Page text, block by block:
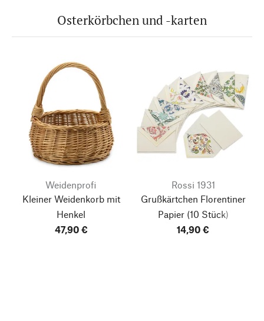
Osterkörbchen und -karten
Weidenprofi
Kleiner Weidenkorb mit
Henkel
47,90 €
Rossi 1931
Grußkärtchen Florentiner
Papier(10 Stück)
14,90 €